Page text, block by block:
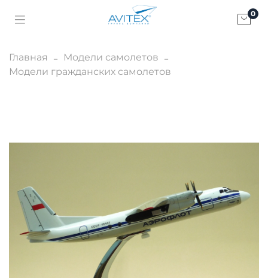
0
Главная
Модели самолетов
Модели гражданских самолетов